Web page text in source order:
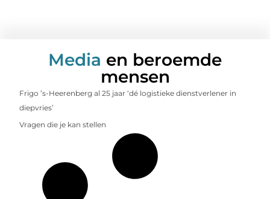
Media en beroemde
mensen
Frigo ’s-Heerenberg al 25 jaar ‘dé logistieke dienstverlener in
diepvries’
Vragen die je kan stellen